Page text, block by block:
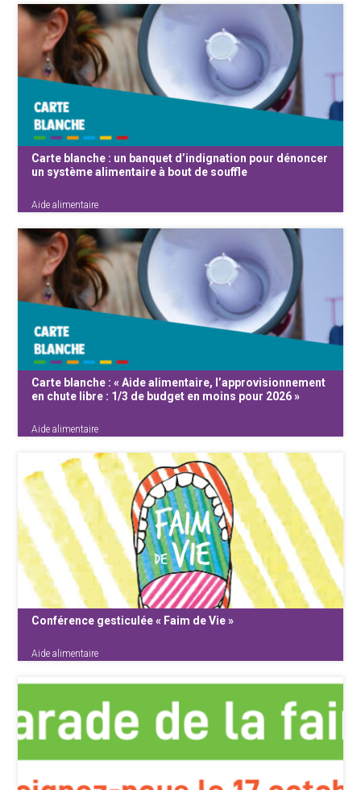
En ce début d’année 2026, une déferlante
frappe les services sociaux. Partout en
Belgique, des milliers de personnes affluent
vers les CPAS . Depuis le 1er janvier, la
première vague des quelque 180 000
personnes exclues du chômage se présente
aux guichets des permanences sociales.
Carte blanche : un banquet d’indignation pour dénoncer
un système alimentaire à bout de souffle
Aide alimentaire
Le 16 octobre prochain, à l’occasion de la
Journée mondiale du droit à l’alimentation, le
Collectif du Gratin de la Colère organise un
rassemblement au Mont des Arts (16h-17h).
Un banquet symbolique mettra en scène un
constat alarmant : notre {...}
Carte blanche : « Aide alimentaire, l’approvisionnement
en chute libre : 1/3 de budget en moins pour 2026 »
Aide alimentaire
Une carte blanche cosignée par les acteurs de
terrain de l’aide alimentaire en Belgique : « Aide
alimentaire, l’approvisionnement en chute libre
: 1/3 de budget en moins pour 2026 » est
publiée. Ce texte alerte sur les conséquences
directes de la {...}
Conférence gesticulée « Faim de Vie »
Aide alimentaire
« Une conférence gesticulée qui déshabille les
enjeux de l’aide alimentaire. »
infos ici.